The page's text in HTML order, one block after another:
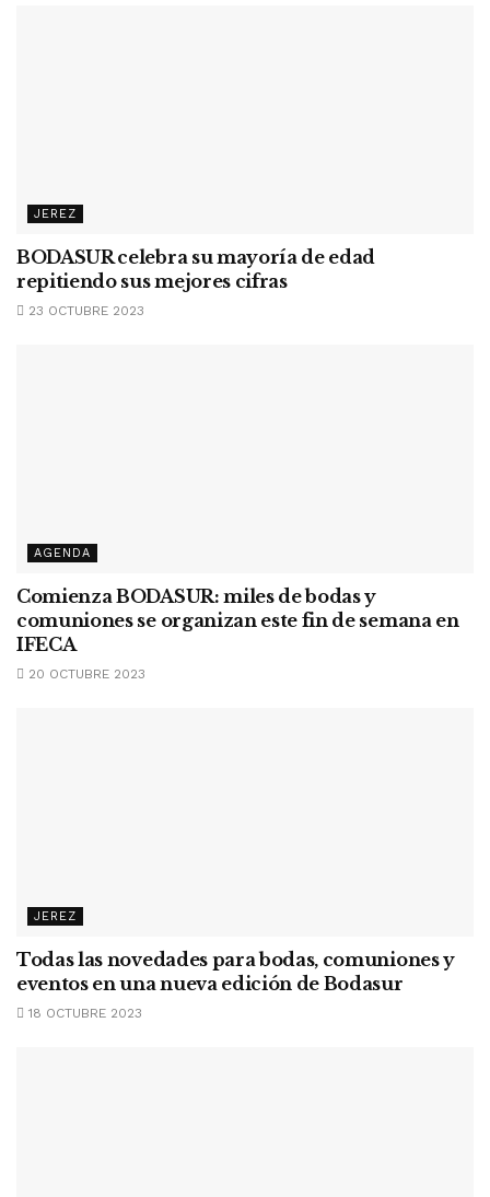
JEREZ
BODASUR celebra su mayoría de edad
repitiendo sus mejores cifras
23 OCTUBRE 2023
AGENDA
Comienza BODASUR: miles de bodas y
comuniones se organizan este fin de semana en
IFECA
20 OCTUBRE 2023
JEREZ
Todas las novedades para bodas, comuniones y
eventos en una nueva edición de Bodasur
18 OCTUBRE 2023